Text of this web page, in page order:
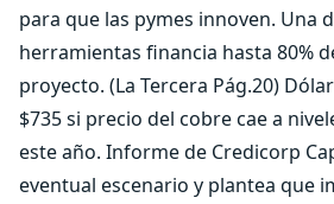
para que las pymes innoven. Una
herramientas financia hasta 80%
proyecto. (La Tercera Pág.20)
$735 si precio del cobre cae a
este año. Informe de Credicorp
eventual escenario y plantea que